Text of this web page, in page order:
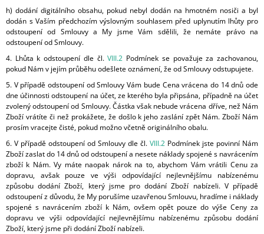
h) dodání digitálního obsahu, pokud nebyl dodán na hmotném nosiči a byl
dodán s Vaším předchozím výslovným souhlasem před uplynutím lhůty pro
odstoupení od Smlouvy a My jsme Vám sdělili, že nemáte právo na
odstoupení od Smlouvy.
4. Lhůta k odstoupení dle čl.VIII.2 Podmínek se považuje za zachovanou,
pokud Nám v jejím průběhu odešlete oznámení, že od Smlouvy odstupujete.
5. V případě odstoupení od Smlouvy Vám bude Cena vrácena do 14 dnů ode
dne účinnosti odstoupení na účet, ze kterého byla připsána, případně na účet
zvolený odstoupení od Smlouvy. Částka však nebude vrácena dříve, než Nám
Zboží vrátíte či než prokážete, že došlo k jeho zaslání zpět Nám. Zboží Nám
prosím vracejte čisté, pokud možno včetně originálního obalu.
6. V případě odstoupení od Smlouvy dle čl. VIII.2 Podmínek jste povinní Nám
Zboží zaslat do 14 dnů od odstoupení a nesete náklady spojené s navrácením
zboží k Nám. Vy máte naopak nárok na to, abychom Vám vrátili Cenu za
dopravu, avšak pouze ve výši odpovídající nejlevnějšímu nabízenému
způsobu dodání Zboží, který jsme pro dodání Zboží nabízeli. V případě
odstoupení z důvodu, že My porušíme uzavřenou Smlouvu, hradíme i náklady
spojené s navrácením zboží k Nám, ovšem opět pouze do výše Ceny za
dopravu ve výši odpovídající nejlevnějšímu nabízenému způsobu dodání
Zboží, který jsme při dodání Zboží nabízeli.